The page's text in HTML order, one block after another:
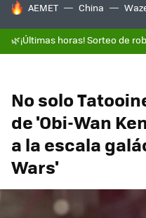
HOY SE HABLA DE
AEMET China
🌿¡Últimas horas! Sorteo de
No solo
de 'Obi-Wan
a la escala
Wars'